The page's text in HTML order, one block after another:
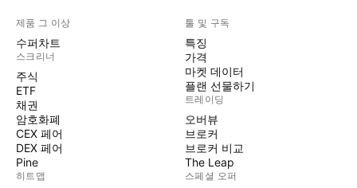
제품 그 이상
수퍼차트
스크리너
주식
ETF
채권
암호화폐
CEX 페어
DEX 페어
Pine
히트맵
툴 및 구독
특징
가격
마켓 데이터
플랜 선물하기
트레이딩
오버뷰
브로커
브로커 비교
The Leap
스페셜 오퍼